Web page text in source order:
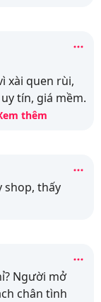
xài quen rùi,
tín, giá mềm.
thêm
shop, thấy
Người mở
chân tình